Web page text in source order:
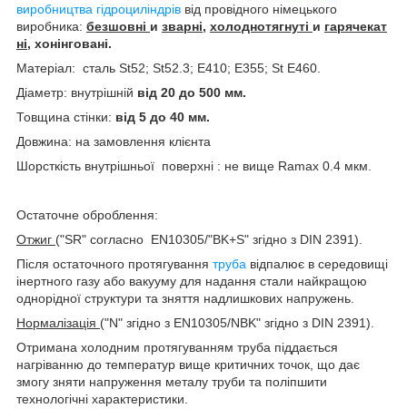
виробництва гідроциліндрів від провідного німецького
виробника: безшовні и зварні, холоднотягнуті и гарячекат
ні, хонінговані.
Матеріал: сталь St52; St52.3; E410; E355; St E460.
Діаметр: внутрішній від 20 до 500 мм.
Товщина стінки: від 5 до 40 мм.
Довжина: на замовлення клієнта
Шорсткість внутрішньої поверхні : не вище Ramax 0.4 мкм.
Остаточне оброблення:
Отжиг ("SR" согласно EN10305/"BK+S" згідно з DIN 2391).
Після остаточного протягування труба відпалює в середовищі
інертного газу або вакууму для надання стали найкращою
однорідної структури та зняття надлишкових напружень.
Нормалізація ("N" згідно з EN10305/NBK" згідно з DIN 2391).
Отримана холодним протягуванням труба піддається
нагріванню до температур вище критичних точок, що дає
змогу зняти напруження металу труби та поліпшити
технологічні характеристики.